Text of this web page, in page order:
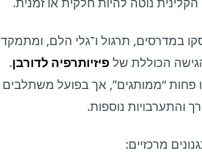
במדרסים, תרגול ו־גלי הלם, ומתמקד
הכוללת של פיזיותרפיה לדורבן.
פחות “ממותגים”, אך בפועל משתלבים
והתערבויות נוספות.
מרכזיים: